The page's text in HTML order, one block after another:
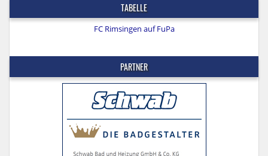
TABELLE
FC Rimsingen auf FuPa
PARTNER